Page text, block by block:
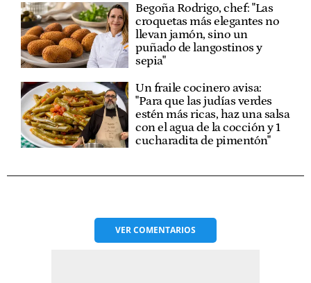
Begoña Rodrigo, chef: "Las
croquetas más elegantes no
llevan jamón, sino un
puñado de langostinos y
sepia"
Un fraile cocinero avisa:
"Para que las judías verdes
estén más ricas, haz una salsa
con el agua de la cocción y 1
cucharadita de pimentón"
VERCOMENTARIOS